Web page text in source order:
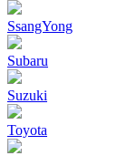
SsangYong
Subaru
Suzuki
Toyota